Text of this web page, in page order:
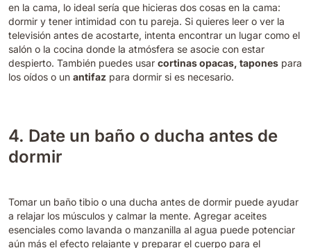
en la cama, lo ideal sería que hicieras dos cosas en la cama:
dormir y tener intimidad con tu pareja. Si quieres leer o ver la
televisión antes de acostarte, intenta encontrar un lugar como el
salón o la cocina donde la atmósfera se asocie con estar
despierto. También puedes usar cortinas opacas, tapones para
los oídos o un antifaz para dormir si es necesario.
4. Date un baño o ducha antes de
dormir
Tomar un baño tibio o una ducha antes de dormir puede ayudar
a relajar los músculos y calmar la mente. Agregar aceites
esenciales como lavanda o manzanilla al agua puede potenciar
aún más el efecto relajante y preparar el cuerpo para el